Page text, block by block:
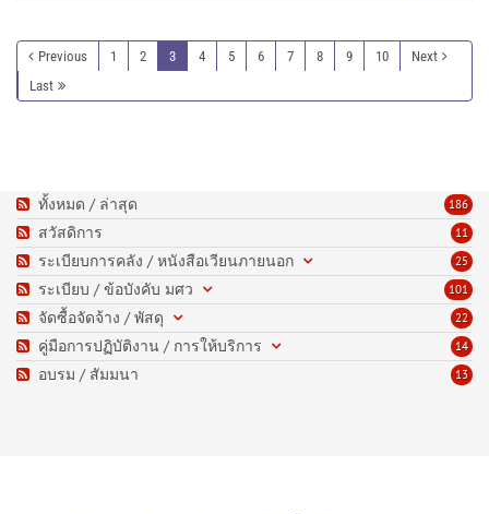
Previous 1 2 3 4 5 6 7 8 9 10
Next
Last
186
ทั้งหมด / ล่าสุด
11
สวัสดิการ
25
ระเบียบการคลัง / หนังสือเวียนภายนอก
101
ระเบียบ / ข้อบังคับ มศว
22
จัดซื้อจัดจ้าง / พัสดุ
14
คู่มือการปฏิบัติงาน / การให้บริการ
13
อบรม / สัมมนา